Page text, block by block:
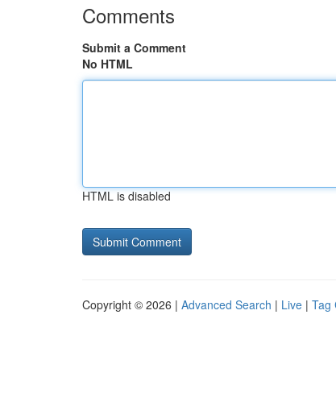
Comments
Submit a Comment
No HTML
HTML is disabled
Copyright © 2026 | Advanced Search | Live | Tag